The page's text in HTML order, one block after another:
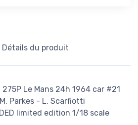
Détails du produit
Le Mans 24h 1964 car #21
Parkes - L. Scarfiotti
limited edition 1/18 scale